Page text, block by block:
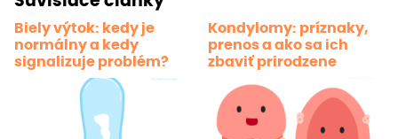
na
Biely výtok: kedy je
normálny a kedy
signalizuje problém?
Kondylomy: príznaky,
prenos a ako sa ich
zbaviť prirodzene